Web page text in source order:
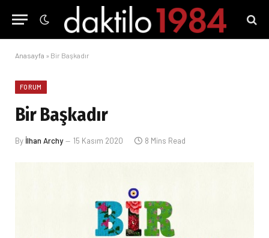
Anasayfa » Bir Başkadır
FORUM
Bir Başkadır
By İlhan Archy 15 Kasım 2020 8 Mins Read